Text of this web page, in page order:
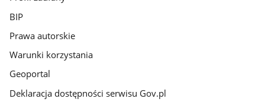
BIP
Prawa autorskie
Warunki korzystania
Geoportal
Deklaracja dostępności serwisu Gov.pl